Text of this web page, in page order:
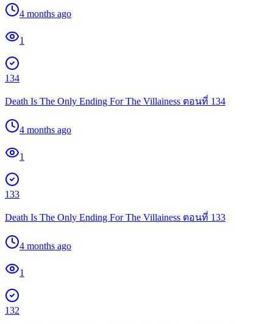
4 months ago
1
134
Death Is The Only Ending For The Villainess ตอนที่ 134
4 months ago
1
133
Death Is The Only Ending For The Villainess ตอนที่ 133
4 months ago
1
132